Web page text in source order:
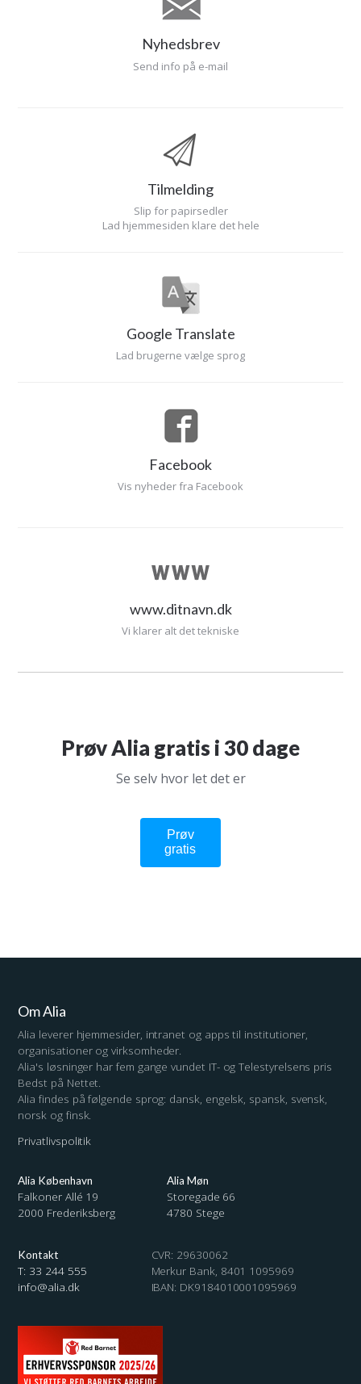
Nyhedsbrev
Send info på e-mail
Tilmelding
Slip for papirsedler
Lad hjemmesiden klare det hele
Google Translate
Lad brugerne vælge sprog
Facebook
Vis nyheder fra Facebook
www.ditnavn.dk
Vi klarer alt det tekniske
Prøv Alia gratis i 30 dage
Se selv hvor let det er
Prøv
gratis
E-mail
Om Alia
Alia leverer hjemmesider, intranet og apps til institutioner,
organisationer og virksomheder.
Alia's løsninger har fem gange vundet IT- og Telestyrelsens pris
Bedst på Nettet.
Alia findes på følgende sprog: dansk, engelsk, spansk, svensk,
norsk og finsk.
Privatlivspolitik
Alia København
Falkoner Allé 19
2000 Frederiksberg
Alia Møn
Storegade 66
4780 Stege
Kontakt
T: 33 244 555
info@alia.dk
CVR: 29630062
Merkur Bank, 8401 1095969
IBAN: DK9184010001095969